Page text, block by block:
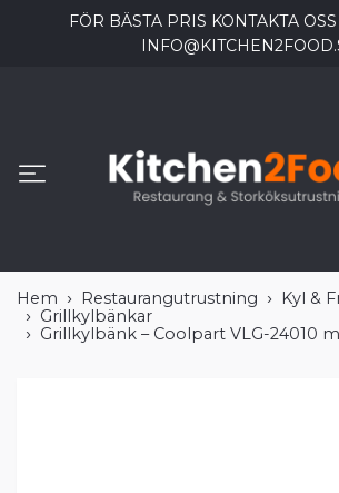
FÖR BÄSTA PRIS KONTAKTA
Hem Restaurangutrustning
Kyl &
Grillkylbänkar
Grillkylbänk – Coolpart VLG-24010